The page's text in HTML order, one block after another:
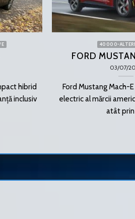
hibrid
inclusiv
40000-
FORD
03/07/
Ford Mustang Mach-
electric al mărcii
atât prin